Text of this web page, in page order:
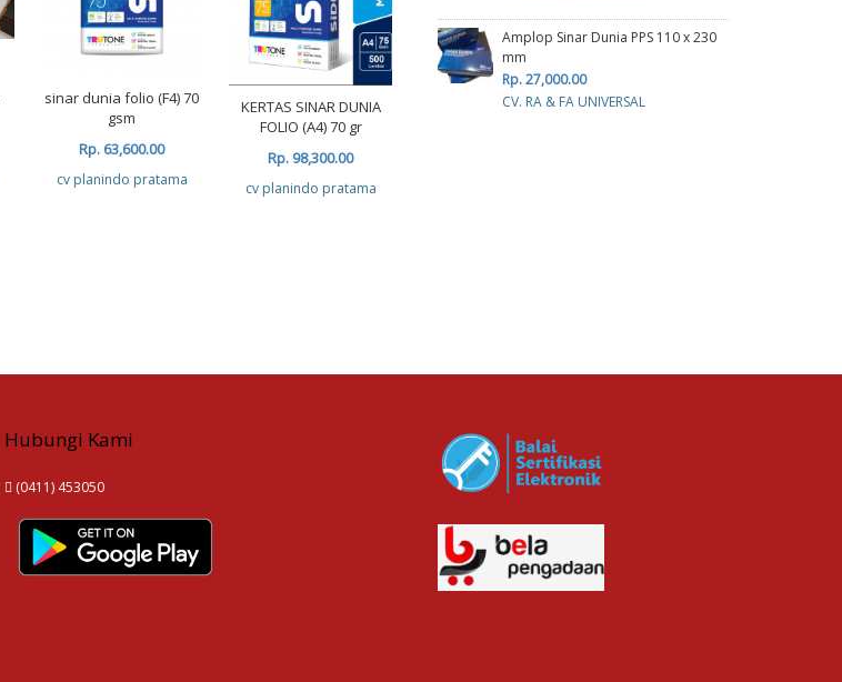
sinar dunia folio (F4) 70
gsm
Rp. 63,600.00
cv planindo pratama
KERTAS SINAR DUNIA
FOLIO (A4) 70 gr
Rp. 98,300.00
cv planindo pratama
KERTAS SINAR DUNIA A3
Amplop Sinar Dunia PPS 110 x 230
mm
Rp. 27,000.00
CV. RA & FA UNIVERSAL
Hubungi Kami
(0411) 453050